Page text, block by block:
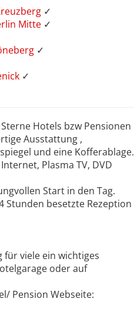
✓
Mitte ✓
✓
✓
Hotels bzw Pensionen
Ausstattung ,
und eine Kofferablage.
Plasma TV, DVD
Start in den Tag.
Stunden besetzte Rezeption
viele ein wichtiges
oder auf
Pension Webseite: